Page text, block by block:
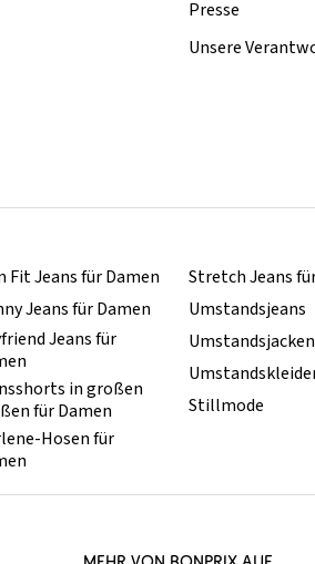
Presse
Unsere
Fit Jeans für Damen
Jeans für Damen
Jeans für
in großen
für Damen
Hosen für
Stretch Jeans
Umstandsjeans
Umstandsjacken
Stillmode